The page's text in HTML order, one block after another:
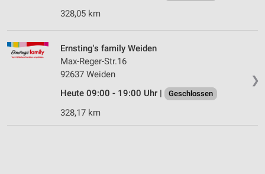
328,05 km
❯
Ernsting's family Weiden
Max-Reger-Str.16
92637 Weiden
Heute 09:00 - 19:00 Uhr |
Geschlossen
328,17 km